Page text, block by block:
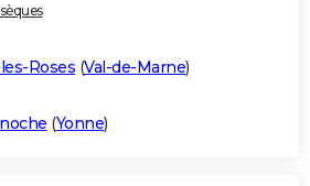
Roses (Val-de-Marne)
(Yonne)